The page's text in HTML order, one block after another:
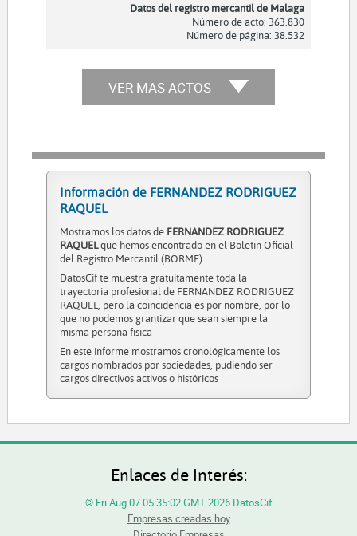
Galindo Molina Rocio
Pola Gonzalez Patricia Concepcion
Martinez Casado Cristina
Hernandez De Matias Jennifer
Gonzalez Estefani Marin Elena
Roura Mauri Silvia
Pich Abarca Jose Maria
Rodrigo Simon Elena
Gil Belmonte Maria Del Carmen
Diez Aviles Serena
Armengol Jornet Inmaculada
Ferre Navarro Maria Teresa
Datos del registro mercantil de Malaga
Número de acto: 363.830
Número de página: 38.532
VER MAS ACTOS
Información de FERNANDEZ RODRIGUEZ
RAQUEL
Mostramos los datos de FERNANDEZ RODRIGUEZ
RAQUELque hemos encontrado en el Boletín Oficial
del Registro Mercantil (BORME)
DatosCif te muestra gratuitamente toda la
trayectoria profesional de FERNANDEZ RODRIGUEZ
RAQUEL, pero la coincidencia es por nombre, por lo
que no podemos grantizar que sean siempre la
misma persona física
En este informe mostramos cronológicamente los
cargos nombrados por sociedades, pudiendo ser
cargos directivos activos o históricos
Enlaces de Interés:
© Fri Aug 07 05:35:02 GMT 2026 DatosCif
Empresas creadas hoy